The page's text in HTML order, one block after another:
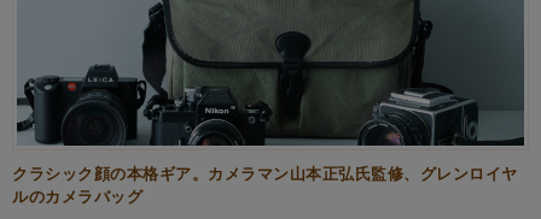
クラシック顔の本格ギア。カメラマン山本正弘氏監修、グレンロイヤ
ルのカメラバッグ